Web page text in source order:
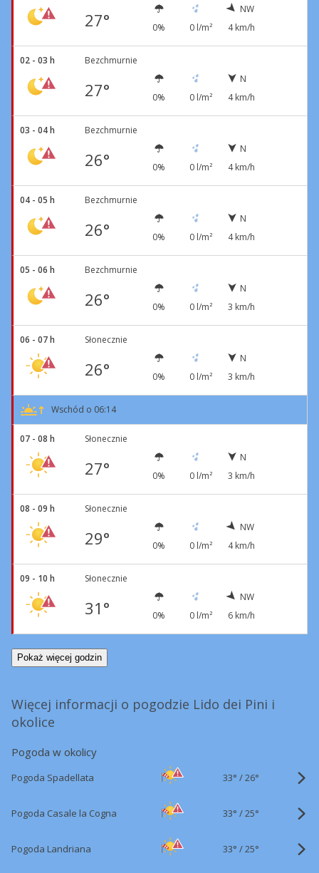
27° 0% 0 l/m²
NW
4 km/h
02 - 03 h Bezchmurnie
27° 0% 0 l/m²
N
4 km/h
03 - 04 h Bezchmurnie
26° 0% 0 l/m²
N
4 km/h
04 - 05 h Bezchmurnie
26° 0% 0 l/m²
N
4 km/h
05 - 06 h Bezchmurnie
26° 0% 0 l/m²
N
3 km/h
06 - 07 h Słonecznie
26° 0% 0 l/m²
N
3 km/h
Wschód o 06:14
07 - 08 h Słonecznie
27° 0% 0 l/m²
N
3 km/h
08 - 09 h Słonecznie
29° 0% 0 l/m²
NW
4 km/h
09 - 10 h Słonecznie
31° 0% 0 l/m²
NW
6 km/h
Pokaż więcej godzin
Więcej informacji o pogodzie Lido dei Pini i
okolice
Pogoda w okolicy
Pogoda Spadellata 33° /26°
Pogoda Casale la Cogna 33° /25°
Pogoda Landriana 33° /25°